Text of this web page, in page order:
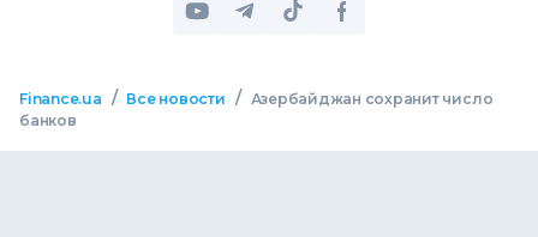
Finance.ua / Все новости / Азербайджан сохранит число
банков